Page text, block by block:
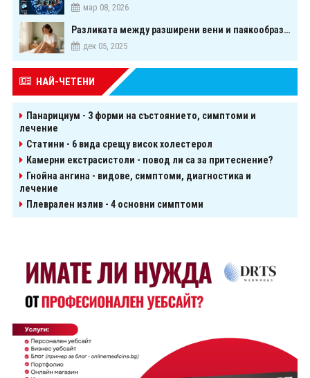
мар 08, 2026
Разликата между разширени вени и паякообразни вени - и как наистина можете да ги предотвратите
дек 05, 2025
НАЙ-ЧЕТЕНИ
Панарициум - 3 форми на състоянието, симптоми и
лечение
Статини - 6 вида срещу висок холестерол
Камерни екстрасистоли - повод ли са за притеснение?
Гнойна ангина - видове, симптоми, диагностика и
лечение
Плеврален излив - 4 основни симптоми